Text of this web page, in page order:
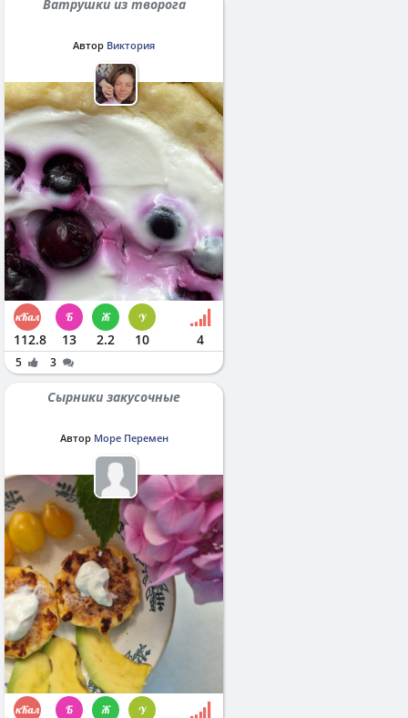
Ватрушки из творога
Автор Виктория
112.8 13 2.2 10 4
5 3
Сырники закусочные
Автор Море Перемен